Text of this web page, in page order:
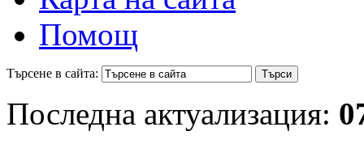
Помощ
Търсене в сайта:
Последна актуализация: